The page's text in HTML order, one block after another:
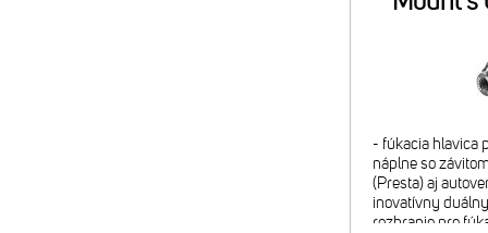
- fúkacia hlavica
náplne so
(Presta) aj
inovatívny
rozhranie pre